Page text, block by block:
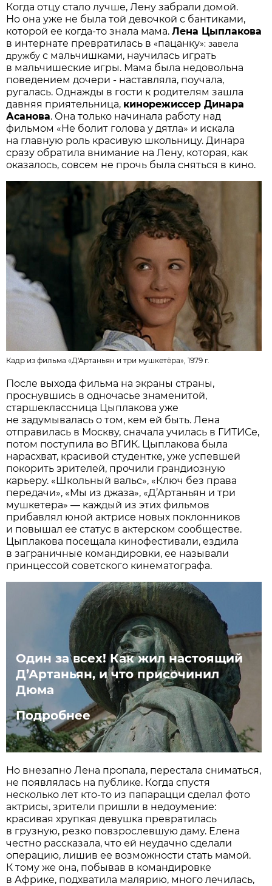
Когда отцу стало лучше, Лену забрали домой.
Но она уже не была той девочкой с бантиками,
которой ее когда-то знала мама.Лена Цыплакова
в интернате превратилась в «пацанку»: завела
дружбу с мальчишками, научилась играть
в мальчишеские игры. Мама была недовольна
поведением дочери - наставляла, поучала,
ругалась. Однажды в гости к родителям зашла
давняя приятельница, кинорежиссер Динара
Асанова. Она только начинала работу над
фильмом «Не болит голова у дятла» и искала
на главную роль красивую школьницу. Динара
сразу обратила внимание на Лену, которая, как
оказалось, совсем не прочь была сняться в кино.
Кадр из фильма «Д'Артаньян и три мушкетёра», 1979 г.
После выхода фильма на экраны страны,
проснувшись в одночасье знаменитой,
старшеклассница Цыплакова уже
не задумывалась о том, кем ей быть. Лена
отправилась в Москву, сначала училась в ГИТИСе,
потом поступила во ВГИК. Цыплакова была
нарасхват, красивой студентке, уже успевшей
покорить зрителей, прочили грандиозную
карьеру. «Школьный вальс», «Ключ без права
передачи», «Мы из джаза», «Д’Артаньян и три
мушкетера» — каждый из этих фильмов
прибавлял юной актрисе новых поклонников
и повышал ее статус в актерском сообществе.
Цыплакова посещала кинофестивали, ездила
в заграничные командировки, ее называли
принцессой советского кинематографа.
Один за всех! Как жил настоящий
Д’Артаньян, и что присочинил
Дюма
Подробнее
Но внезапно Лена пропала, перестала сниматься,
не появлялась на публике. Когда спустя
несколько лет кто-то из папарацци сделал фото
актрисы, зрители пришли в недоумение:
красивая хрупкая девушка превратилась
в грузную, резко повзрослевшую даму. Елена
честно рассказала, что ей неудачно сделали
операцию, лишив ее возможности стать мамой.
К тому же она, побывав в командировке
в Африке, подхватила малярию, много лечилась,